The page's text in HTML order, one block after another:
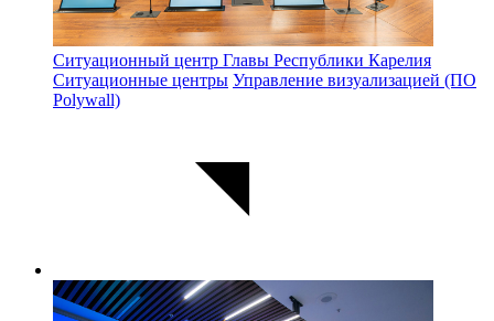
Ситуационный центр Главы Республики Карелия
Ситуационные центры Управление визуализацией (ПО
Polywall)